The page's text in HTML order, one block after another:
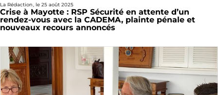
La Rédaction, le 25 août 2025
Crise à Mayotte : RSP Sécurité en attente d’un
rendez-vous avec la CADEMA, plainte pénale et
nouveaux recours annoncés